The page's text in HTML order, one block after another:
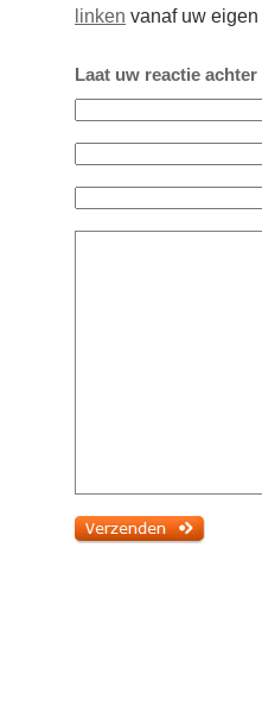
linken vanaf uw eigen
Laat uw reactie achter